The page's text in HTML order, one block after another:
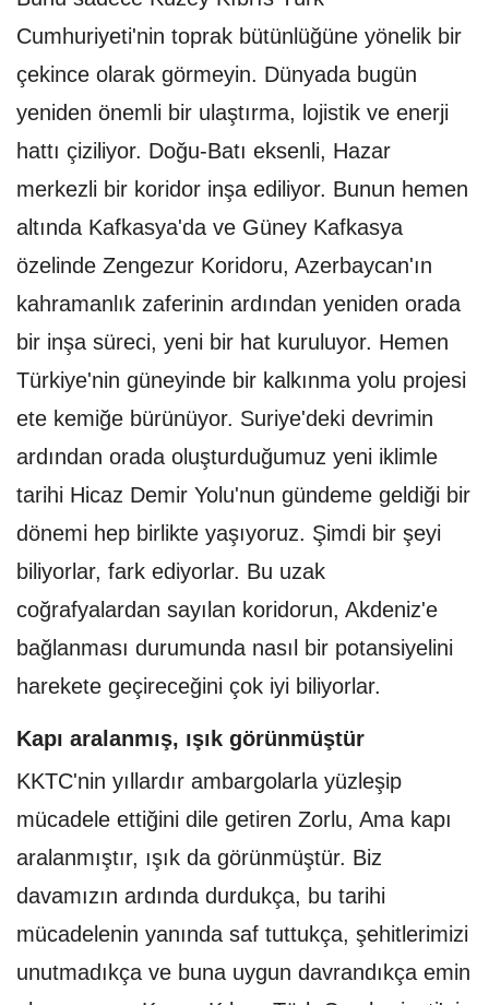
Cumhuriyeti'nin toprak bütünlüğüne yönelik bir
çekince olarak görmeyin. Dünyada bugün
yeniden önemli bir ulaştırma, lojistik ve enerji
hattı çiziliyor. Doğu-Batı eksenli, Hazar
merkezli bir koridor inşa ediliyor. Bunun hemen
altında Kafkasya'da ve Güney Kafkasya
özelinde Zengezur Koridoru, Azerbaycan'ın
kahramanlık zaferinin ardından yeniden orada
bir inşa süreci, yeni bir hat kuruluyor. Hemen
Türkiye'nin güneyinde bir kalkınma yolu projesi
ete kemiğe bürünüyor. Suriye'deki devrimin
ardından orada oluşturduğumuz yeni iklimle
tarihi Hicaz Demir Yolu'nun gündeme geldiği bir
dönemi hep birlikte yaşıyoruz. Şimdi bir şeyi
biliyorlar, fark ediyorlar. Bu uzak
coğrafyalardan sayılan koridorun, Akdeniz'e
bağlanması durumunda nasıl bir potansiyelini
harekete geçireceğini çok iyi biliyorlar.
Kapı aralanmış, ışık görünmüştür
KKTC'nin yıllardır ambargolarla yüzleşip
mücadele ettiğini dile getiren Zorlu, Ama kapı
aralanmıştır, ışık da görünmüştür. Biz
davamızın ardında durdukça, bu tarihi
mücadelenin yanında saf tuttukça, şehitlerimizi
unutmadıkça ve buna uygun davrandıkça emin